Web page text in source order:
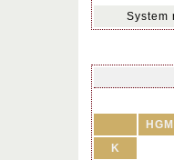
System
HGM
K